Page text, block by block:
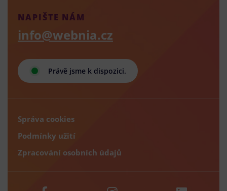
Právě jsme k dispozici.
NAPIŠTE NÁM
info@webnia.cz
Správa cookies
Podmínky užití
Zpracování osobních údajů